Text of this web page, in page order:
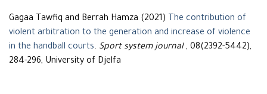
Gagaa Tawfiq and Berrah Hamza (2021) The contribution of
violent arbitration to the generation and increase of violence
in the handball courts. Sport system journal, 08(2392-5442),
284-296, University of Djelfa